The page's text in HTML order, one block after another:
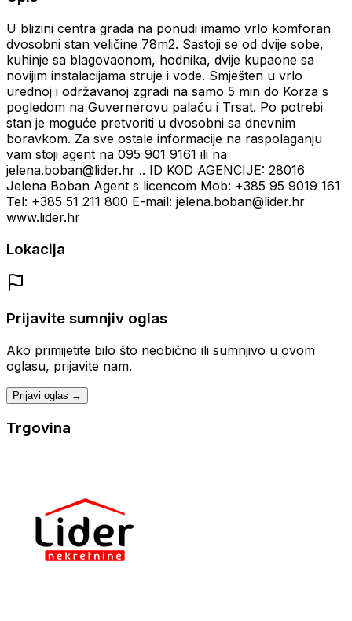
U blizini centra grada na ponudi imamo vrlo komforan
dvosobni stan veličine 78m2. Sastoji se od dvije sobe,
kuhinje sa blagovaonom, hodnika, dvije kupaone sa
novijim instalacijama struje i vode. Smješten u vrlo
urednoj i održavanoj zgradi na samo 5 min do Korza s
pogledom na Guvernerovu palaču i Trsat. Po potrebi
stan je moguće pretvoriti u dvosobni sa dnevnim
boravkom. Za sve ostale informacije na raspolaganju
vam stoji agent na 095 901 9161 ili na
jelena.boban@lider.hr .. ID KOD AGENCIJE: 28016
Jelena Boban Agent s licencom Mob: +385 95 9019 161
Tel: +385 51 211 800 E-mail: jelena.boban@lider.hr
www.lider.hr
Lokacija
Prijavite sumnjiv oglas
Ako primijetite bilo što neobično ili sumnjivo u ovom
oglasu, prijavite nam.
Prijavi oglas →
Trgovina